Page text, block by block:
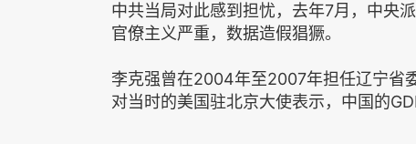
中共当局对此感到担忧，去年7月，中央
官僚主义严重，数据造假猖獗。
李克强曾在2004年至2007年担任辽宁省
对当时的美国驻北京大使表示，中国的